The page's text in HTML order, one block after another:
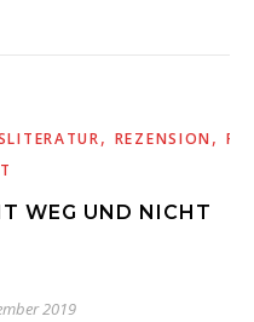
, REZENSION ,
WEG UND NICHT
2019